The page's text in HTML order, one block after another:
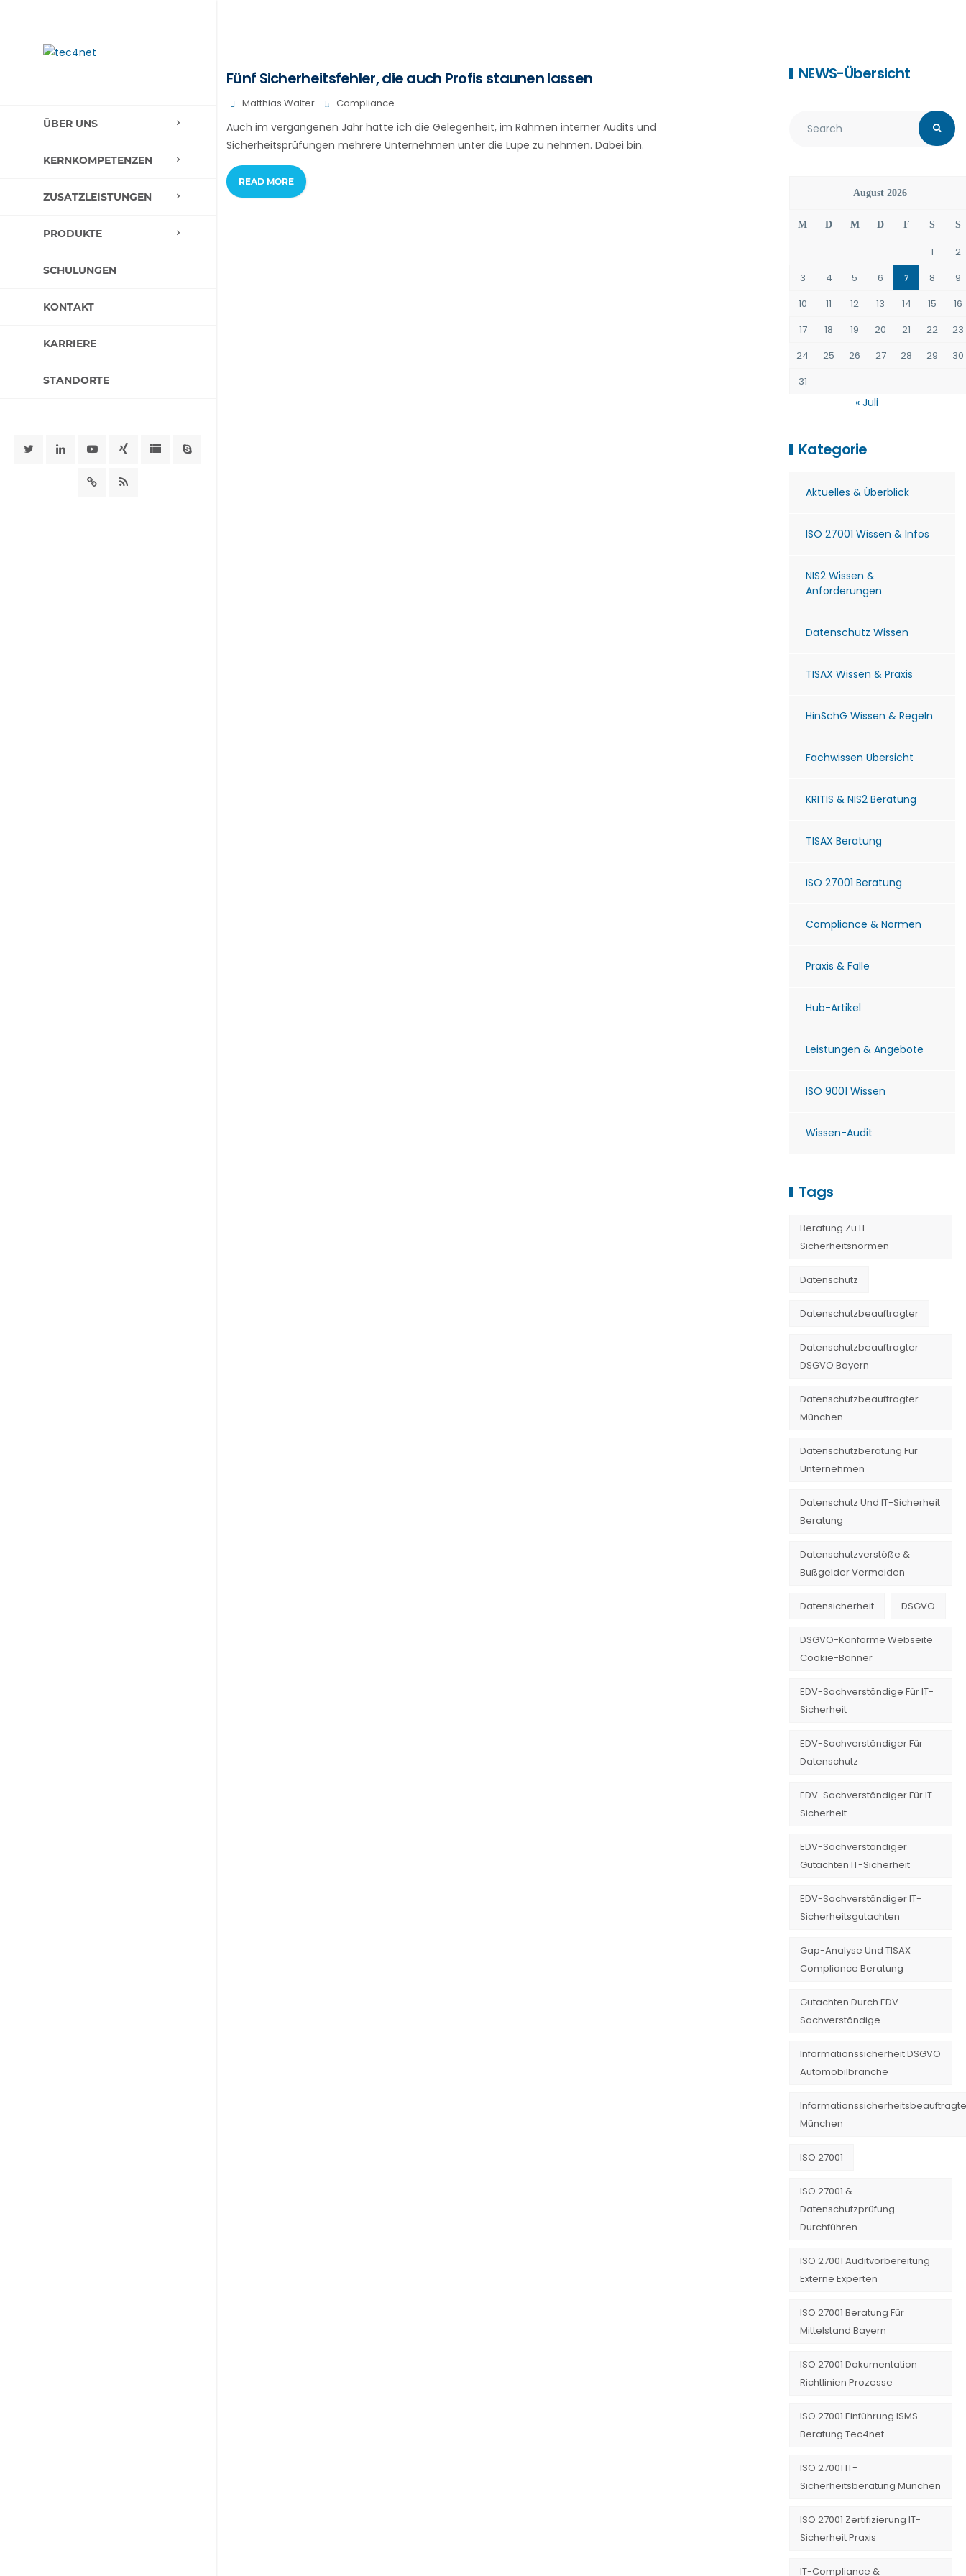
ÜBER UNS
KERNKOMPETENZEN
ZUSATZLEISTUNGEN
PRODUKTE
SCHULUNGEN
KONTAKT
KARRIERE
STANDORTE
Fünf Sicherheitsfehler, die auch Profis staunen lassen
Matthias Walter Compliance
Auch im vergangenen Jahr hatte ich die Gelegenheit, im Rahmen interner Audits und
Sicherheitsprüfungen mehrere Unternehmen unter die Lupe zu nehmen. Dabei bin.
READ MORE
NEWS-Übersicht
August 2026
M D M D F S S
1
2
3
4 5 6 7 8
9
10
11 12 13 14 15
16
17
18 19 20 21 22
23
24
25 26 27 28 29
30
31
« Juli
Kategorie
Aktuelles & Überblick
ISO 27001 Wissen & Infos
NIS2 Wissen &
Anforderungen
Datenschutz Wissen
TISAX Wissen & Praxis
HinSchG Wissen & Regeln
Fachwissen Übersicht
KRITIS & NIS2 Beratung
TISAX Beratung
ISO 27001 Beratung
Compliance & Normen
Praxis & Fälle
Hub-Artikel
Leistungen & Angebote
ISO 9001 Wissen
Wissen-Audit
Tags
Beratung Zu IT-
Sicherheitsnormen
Datenschutz
Datenschutzbeauftragter
Datenschutzbeauftragter
DSGVO Bayern
Datenschutzbeauftragter
München
Datenschutzberatung Für
Unternehmen
Datenschutz Und IT-Sicherheit
Beratung
Datenschutzverstöße &
Bußgelder Vermeiden
Datensicherheit DSGVO
DSGVO-Konforme Webseite
Cookie-Banner
EDV-Sachverständige Für IT-
Sicherheit
EDV-Sachverständiger Für
Datenschutz
EDV-Sachverständiger Für IT-
Sicherheit
EDV-Sachverständiger
Gutachten IT-Sicherheit
EDV-Sachverständiger IT-
Sicherheitsgutachten
Gap-Analyse Und TISAX
Compliance Beratung
Gutachten Durch EDV-
Sachverständige
Informationssicherheit DSGVO
Automobilbranche
München
ISO 27001
ISO 27001 &
Datenschutzprüfung
Durchführen
ISO 27001 Auditvorbereitung
Externe Experten
ISO 27001 Beratung Für
Mittelstand Bayern
ISO 27001 Dokumentation
Richtlinien Prozesse
ISO 27001 Einführung ISMS
Beratung Tec4net
ISO 27001 IT-
Sicherheitsberatung München
ISO 27001 Zertifizierung IT-
Sicherheit Praxis
IT-Compliance &